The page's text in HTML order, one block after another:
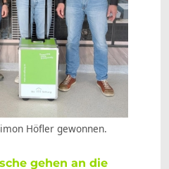
Höfler gewonnen.
gehen an die